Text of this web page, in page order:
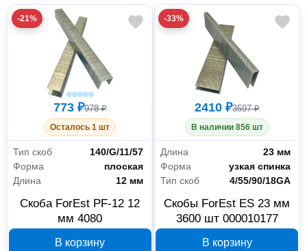
-21%
773 ₽978 ₽
Осталось 1 шт
Тип скоб
140/G/11/57
Форма
плоская
Длина
12 мм
Скоба ForEst PF-12 12
мм 4080
В корзину
-33%
2410 ₽3597 ₽
В наличии 856 шт
Длина
23 мм
Форма
узкая спинка
Тип скоб
4/55/90/18GA
Скобы ForEst ES 23 мм
3600 шт 000010177
В корзину